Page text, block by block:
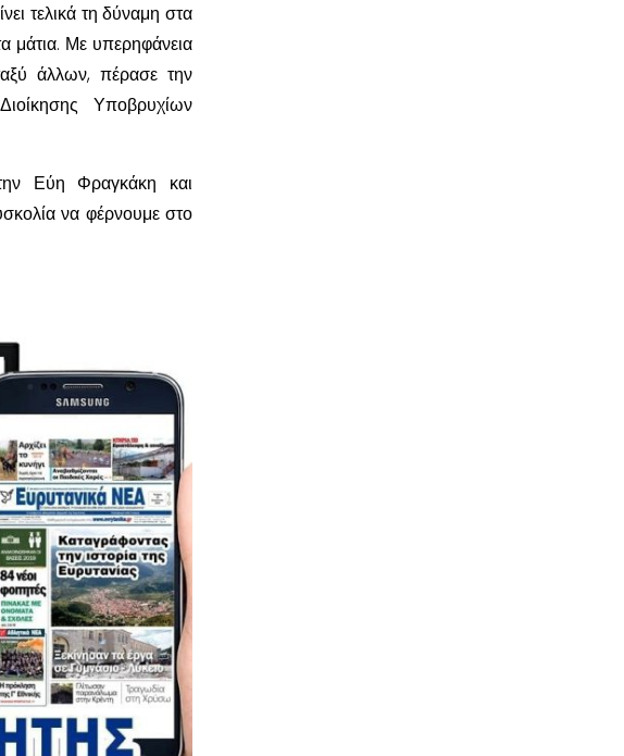
τελικά τη δύναμη στα
μάτια. Με υπερηφάνεια
άλλων, πέρασε την
Υποβρυχίων
Εύη Φραγκάκη και
να φέρνουμε στο